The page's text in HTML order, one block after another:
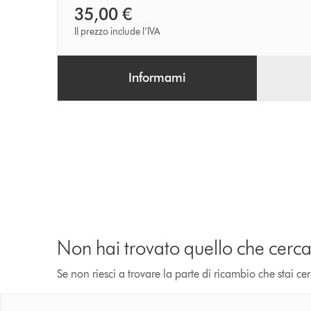
35,00 €
Il prezzo include l’IVA
Informami
Non hai trovato quello che
Se non riesci a trovare la parte di ricambio che stai